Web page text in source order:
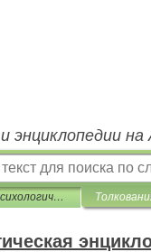
энциклопедии на
Большая психологическая энциклопедия